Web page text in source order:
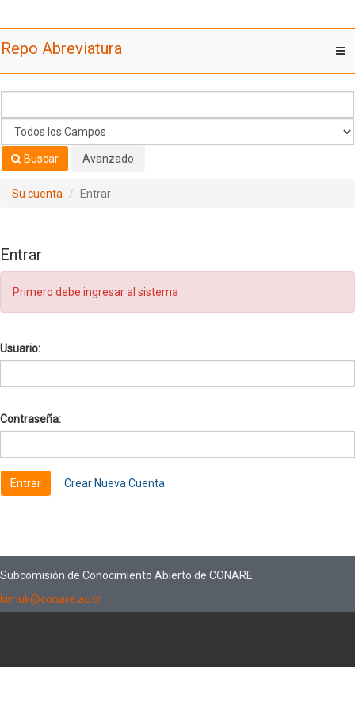
Repo Abreviatura
Buscar Avanzado
Su cuenta Entrar
Entrar
Primero debe ingresar al sistema
Usuario:
Contraseña:
Crear Nueva Cuenta
Subcomisión de Conocimiento Abierto de CONARE
kimuk@conare.ac.cr